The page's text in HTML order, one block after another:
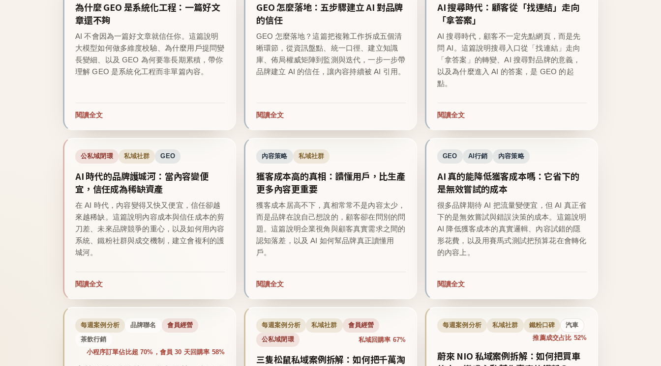
為什麼 GEO 是系統化工程：一篇好文
章還不夠
AI 不會因為一篇好文章就信任你。這篇說明
大模型如何做多維度校驗、為什麼用戶提問變
長變細、以及 GEO 為何要靠長期累積，帶你
理解 GEO 是系統化工程而非單篇內容。
閱讀全文
GEO 怎麼落地：五步驟建立 AI 對品牌
的信任
GEO 怎麼落地？這篇把複雜工作拆成五個清
晰環節，從資訊盤點、統一口徑、建立知識
庫、佈局權威矩陣到監測與迭代，一步一步帶
品牌建立 AI 的信任，讓內容持續被 AI 引用。
閱讀全文
AI 搜尋時代：顧客從「找連結」走向
「拿答案」
AI 搜尋時代，顧客不一定先點網頁，而是先
問 AI。這篇說明搜尋入口從「找連結」走向
「拿答案」的轉變、AI 搜尋對品牌的意義，
以及為什麼進入 AI 的答案，是 GEO 的起
點。
閱讀全文
公私域閉環 私域社群 GEO
AI 時代的品牌護城河：當內容變便
宜，信任成為稀缺資產
在 AI 時代，內容變得又快又便宜，信任卻越
來越稀缺。這篇說明內容成本與信任成本的剪
刀差、未來品牌競爭的重心，以及如何用內容
系統、鐵粉社群與成交機制，建立會複利的護
城河。
閱讀全文
內容策略 私域社群
獲客成本高的真相：讀懂用戶，比生產
更多內容更重要
獲客成本居高不下，真相常常不是內容太少，
而是品牌在說自己想說的，顧客卻在問別的問
題。這篇說明企業視角與顧客真實需求之間的
認知落差，以及 AI 如何幫品牌真正讀懂用
戶。
閱讀全文
GEO AI行銷 內容策略
AI 真的能降低獲客成本嗎：它省下的
是無效嘗試的成本
很多品牌期待 AI 把流量變便宜，但 AI 真正省
下的是無效嘗試與錯誤決策的成本。這篇說明
AI 降低獲客成本的真實邏輯、內容試錯的隱
形花費，以及用賽馬式測試把預算花在會轉化
的內容上。
閱讀全文
每週案例分析 品牌聯名 會員經營
茶飲行銷
小程序訂單佔比超 70%，會員 30 天回購率 58%
每週案例分析 私域社群 會員經營
公私域閉環 私域回購率 67%
三隻松鼠私域案例拆解：如何把千萬淘
每週案例分析 私域社群 鐵粉口碑 汽車
推薦成交占比 52%
蔚來 NIO 私域案例拆解：如何把買車